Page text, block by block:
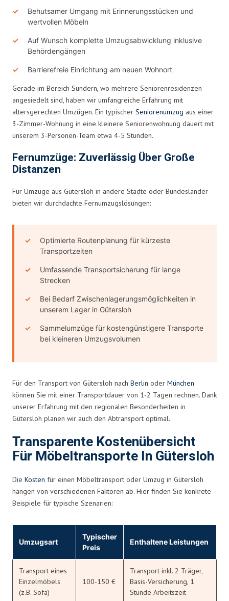
Behutsamer Umgang mit Erinnerungsstücken und
wertvollen Möbeln
Auf Wunsch komplette Umzugsabwicklung inklusive
Behördengängen
Barrierefreie Einrichtung am neuen Wohnort
Gerade im Bereich Sundern, wo mehrere Seniorenresidenzen
angesiedelt sind, haben wir umfangreiche Erfahrung mit
altersgerechten Umzügen. Ein typischer Seniorenumzug aus einer
3-Zimmer-Wohnung in eine kleinere Seniorenwohnung dauert mit
unserem 3-Personen-Team etwa 4-5 Stunden.
Fernumzüge: Zuverlässig Über Große
Distanzen
Für Umzüge aus Gütersloh in andere Städte oder Bundesländer
bieten wir durchdachte Fernumzugslösungen:
Optimierte Routenplanung für kürzeste
Transportzeiten
Umfassende Transportsicherung für lange
Strecken
Bei Bedarf Zwischenlagerungsmöglichkeiten in
unserem Lager in Gütersloh
Sammelumzüge für kostengünstigere Transporte
bei kleineren Umzugsvolumen
Für den Transport von Gütersloh nach Berlin oder München
können Sie mit einer Transportdauer von 1-2 Tagen rechnen. Dank
unserer Erfahrung mit den regionalen Besonderheiten in
Gütersloh planen wir auch den Abtransport optimal.
Transparente Kostenübersicht
Für Möbeltransporte In Gütersloh
Die Kosten für einen Möbeltransport oder Umzug in Gütersloh
hängen von verschiedenen Faktoren ab. Hier finden Sie konkrete
Beispiele für typische Szenarien:
Umzugsart
Typischer
Preis
Enthaltene Leistungen
Transport eines
Einzelmöbels
(z.B. Sofa)
100-150 €
Transport inkl. 2 Träger,
Basis-Versicherung, 1
Stunde Arbeitszeit